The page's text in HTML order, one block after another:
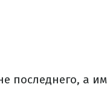
последнего, а